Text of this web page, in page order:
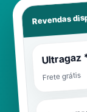
Revendas
Ultragaz
Frete grátis